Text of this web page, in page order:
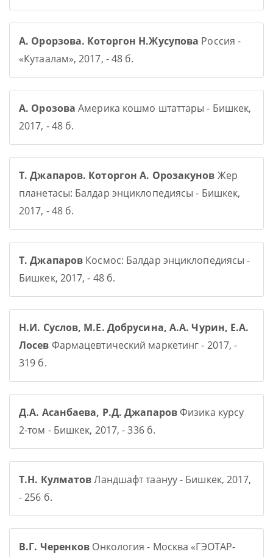
А. Орорзова. Которгон Н.Жусупова Россия -
«Кутаалам», 2017, - 48 б.
А. Орозова Америка кошмо штаттары - Бишкек,
2017, - 48 б.
Т. Джапаров. Которгон А. Орозакунов Жер
планетасы: Балдар энциклопедиясы - Бишкек,
2017, - 48 б.
Т. Джапаров Космос: Балдар энциклопедиясы -
Бишкек, 2017, - 48 б.
Н.И. Суслов, М.Е. Добрусина, А.А. Чурин, Е.А.
Лосев Фармацевтический маркетинг - 2017, -
319 б.
Д.А. Асанбаева, Р.Д. ДжапаровФизика курсу
2-том - Бишкек, 2017, - 336 б.
Т.Н. КулматовЛандшафт таануу - Бишкек, 2017,
- 256 б.
В.Г. Черенков Онкология - Москва «ГЭОТАР-